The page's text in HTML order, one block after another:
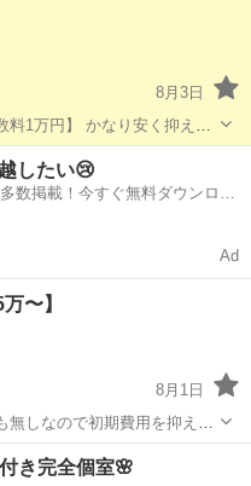
8月3日
り安く抑えま
アハウス
したい😢
数掲載！今すぐ無料ダウンロー
Ad
〜】
8月1日
無しなので初期費用を抑えた
↓ 日暮里駅 2分 上野駅 5
ハウス 徒歩
き完全個室🌸